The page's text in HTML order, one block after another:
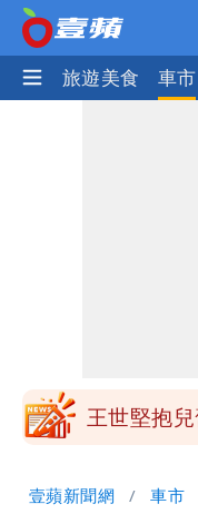
產王 旅遊美食 車市
姜厚任小
戰網友：
王世堅抱
壹蘋新聞網 車市